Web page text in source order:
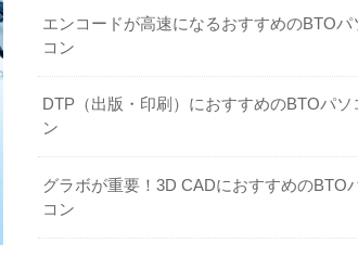
エンコードが高速になるおすすめのBTOパ
コン
DTP（出版・印刷）におすすめのBTOパソ
ン
グラボが重要！3D CADにおすすめのBTO
コン